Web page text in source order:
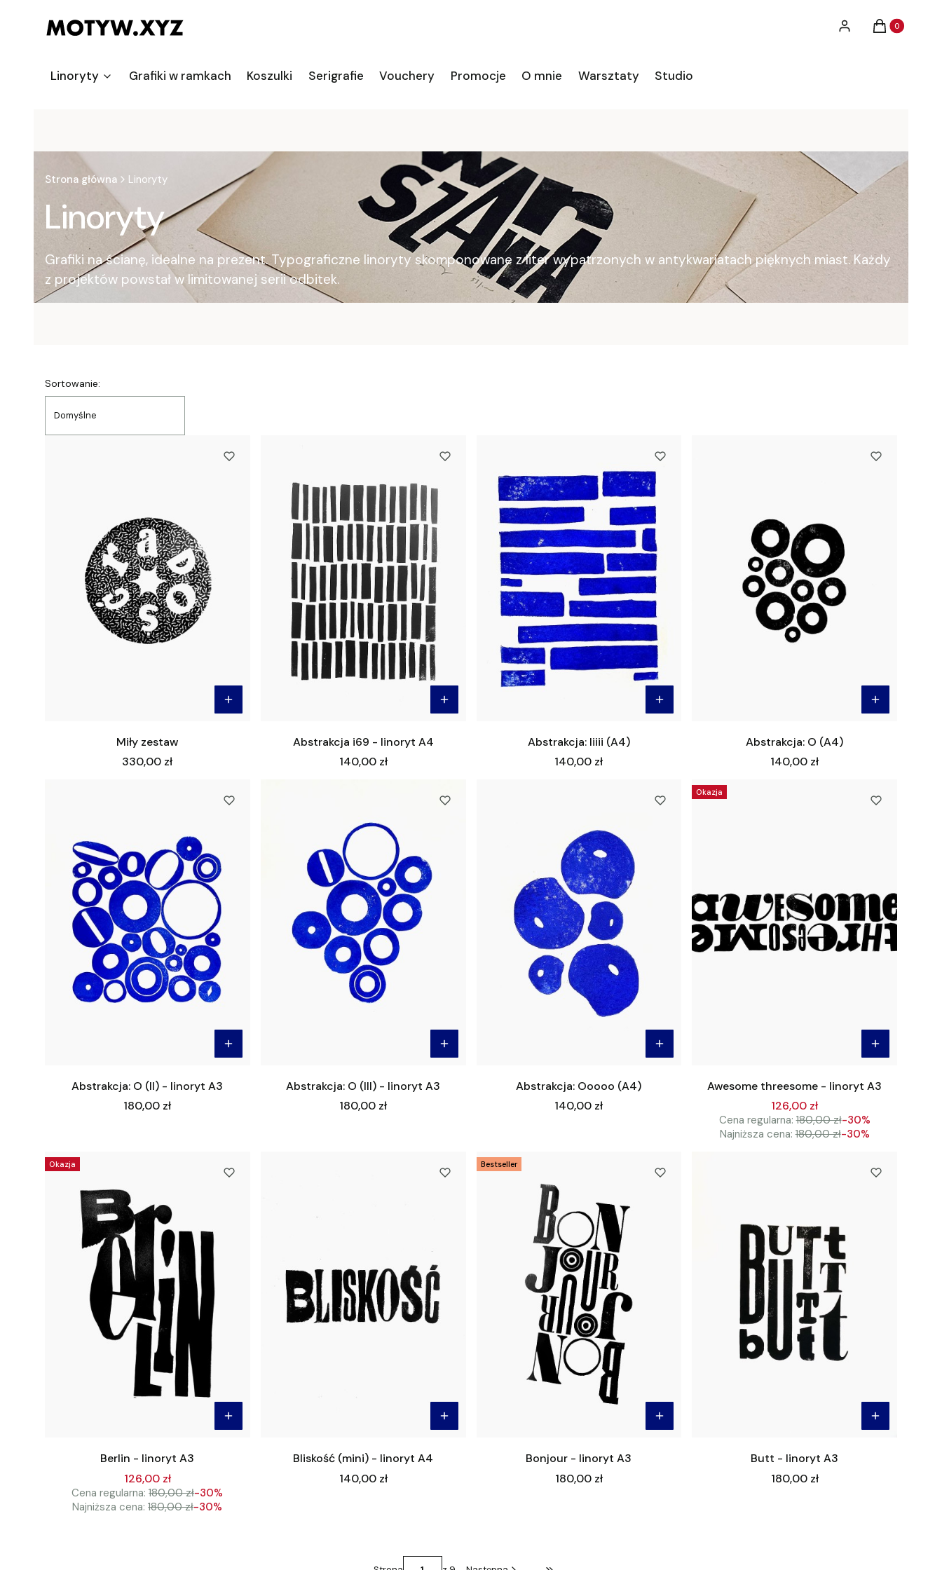
Zaloguj sięProdukty w
Koszyk
Linoryty Grafiki w ramkach Koszulki Serigrafie Vouchery Promocje O mnie Warsztaty Studio
Strona główna Linoryty
Linoryty
Grafiki na ścianę, idealne na prezent. Typograficzne linoryty skomponowane z liter wypatrzonych w antykwariatach pięknych miast. Każdy
z projektów powstał w limitowanej serii odbitek.
Lista produktów
Sortowanie:
Domyślne
Miły zestaw
Cena
330,00 zł
Abstrakcja i69 - linoryt A4
Cena
140,00 zł
Abstrakcja: Iiiii (A4)
Cena
140,00 zł
Abstrakcja: O (A4)
Cena
140,00 zł
Abstrakcja: O (II) - linoryt A3
Cena
180,00 zł
Abstrakcja: O (III) - linoryt A3
Cena
180,00 zł
Abstrakcja: Ooooo (A4)
Cena
140,00 zł
Okazja
Awesome threesome - linoryt A3
126,00 zł
Cena regularna: 180,00 zł-30%
Najniższa cena: 180,00 zł-30%
Okazja
Berlin - linoryt A3
126,00 zł
Cena regularna: 180,00 zł-30%
Najniższa cena: 180,00 zł-30%
Bliskość (mini) - linoryt A4
Cena
140,00 zł
Bestseller
Bonjour - linoryt A3
Cena
180,00 zł
Butt - linoryt A3
Cena
180,00 zł